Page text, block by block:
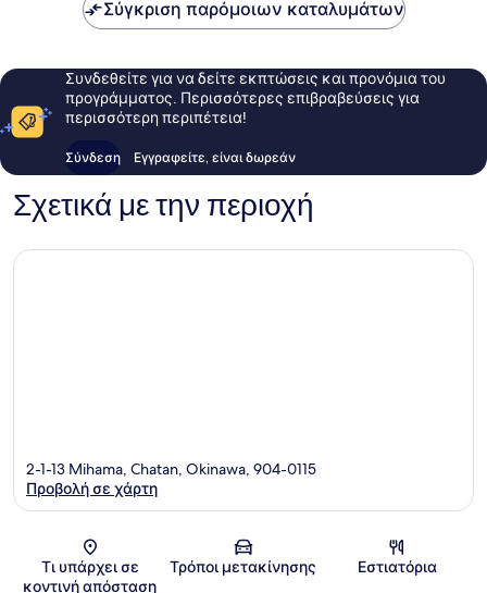
Σύγκριση παρόμοιων καταλυμάτων
Συνδεθείτε για να δείτε εκπτώσεις και προνόμια του
προγράμματος. Περισσότερες επιβραβεύσεις για
περισσότερη περιπέτεια!
Σύνδεση Εγγραφείτε, είναι δωρεάν
Σχετικά με την περιοχή
Χάρτης
2-1-13 Mihama, Chatan, Okinawa, 904-0115
Προβολή σε χάρτη
Τι υπάρχει σε
κοντινή απόσταση
Τρόποι μετακίνησης Εστιατόρια